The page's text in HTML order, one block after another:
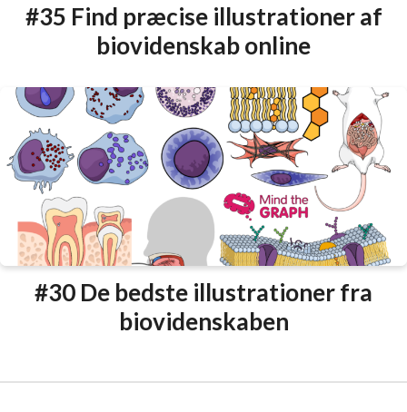
#35 Find præcise illustrationer af
biovidenskab online
#30 De bedste illustrationer fra
biovidenskaben